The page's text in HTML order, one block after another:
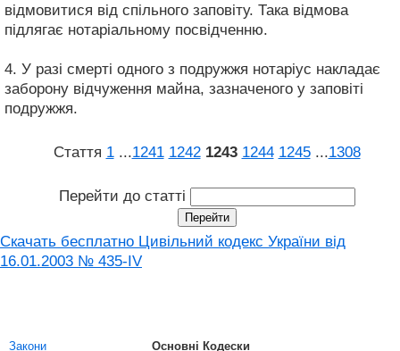
відмовитися від спільного заповіту. Така відмова
підлягає нотаріальному посвідченню.
4. У разі смерті одного з подружжя нотаріус накладає
заборону відчуження майна, зазначеного у заповіті
подружжя.
Стаття 1 ...1241 1242 1243 1244 1245 ...1308
Перейти до статті
Скачать бесплатно Цивільний кодекс України від
16.01.2003 № 435-IV
Закони
Основні Кодески